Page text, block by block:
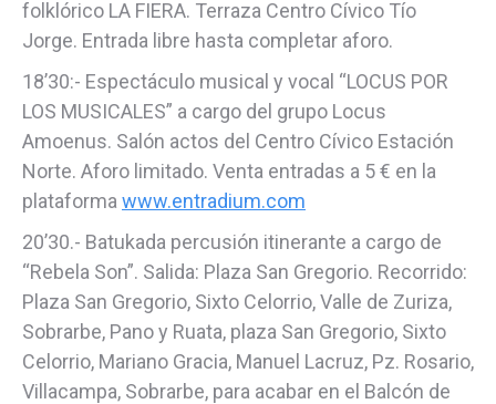
folklórico LA FIERA. Terraza Centro Cívico Tío
Jorge. Entrada libre hasta completar aforo.
18’30:- Espectáculo musical y vocal “LOCUS POR
LOS MUSICALES” a cargo del grupo Locus
Amoenus. Salón actos del Centro Cívico Estación
Norte. Aforo limitado. Venta entradas a 5 € en la
plataforma www.entradium.com
20’30.- Batukada percusión itinerante a cargo de
“Rebela Son”. Salida: Plaza San Gregorio. Recorrido:
Plaza San Gregorio, Sixto Celorrio, Valle de Zuriza,
Sobrarbe, Pano y Ruata, plaza San Gregorio, Sixto
Celorrio, Mariano Gracia, Manuel Lacruz, Pz. Rosario,
Villacampa, Sobrarbe, para acabar en el Balcón de